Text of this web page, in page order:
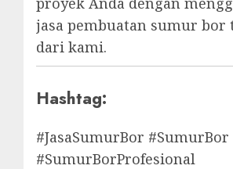
jasa pembuatan sumur bor
dari kami.
Hashtag:
#JasaSumurBor
#SumurBorProfesional